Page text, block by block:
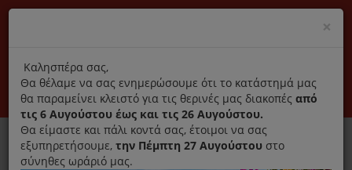
Αποκλειστικά γνήσια ανταλλακτικά
Σύνδεση Εγγραφή Εταιρεία Επικοινωνία
×
title
Καλησπέρα σας,
Θα θέλαμε να σας ενημερώσουμε ότι το κατάστημά μας
θα παραμείνει κλειστό για τις θερινές μας διακοπές από
τις 6 Αυγούστου έως και τις 26 Αυγούστου.
Θα είμαστε και πάλι κοντά σας, έτοιμοι να σας
εξυπηρετήσουμε, την Πέμπτη 27 Αυγούστου στο
σύνηθες ωράριό μας.